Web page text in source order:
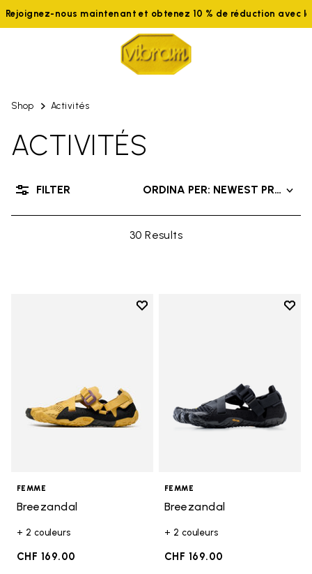
nous maintenant et obtenez 10 % de réduction avec le
Shop Activités
ACTIVITÉS
30 Results
ORDINA PER: NEWEST
FILTER
Add to wishlist
FEMME
Breezandal
+ 2 couleurs
CHF 169.00
Add
FEMME
Breezandal
+ 2 couleurs
CHF 169.00